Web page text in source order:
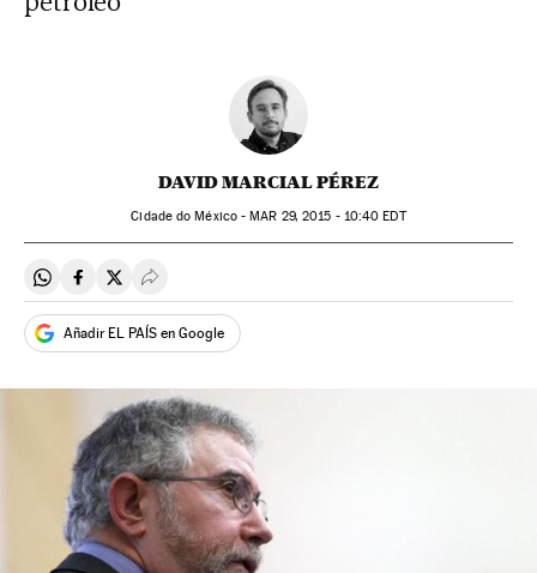
DAVID MARCIAL PÉREZ
Cidade do México -MAR 29, 2015 - 10:40 EDT
Compartir en Whatsapp
Compartir en Facebook
Compartir en Twitter
Desplegar Redes Sociales
Añadir EL PAÍS en Google